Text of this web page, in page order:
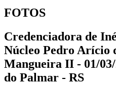
FOTOS
Credenciadora de
Núcleo Pedro Arício
Mangueira II - 01/
do Palmar - RS